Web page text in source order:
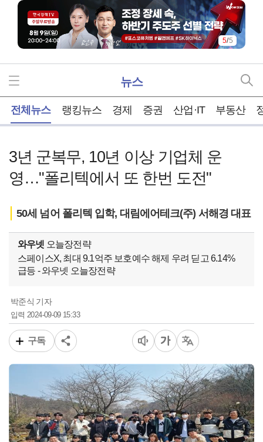
5/5
뉴스
전체뉴스 랭킹뉴스 경제 증권 산업·IT 부동산
3년 군복무, 10년 이상 기업체 운
영…"폴리텍에서 또 한번 도전"
50세 넘어 폴리텍 입학, 대림에어테크(주) 서해경 대표
와우넷 오늘장전략
스페이스X, 최대 9.1억주 보호예수 해제 우려 딛고 6.14%
급등 - 와우넷 오늘장전략
박준식 기자
입력2024-09-09 15:33
구독